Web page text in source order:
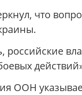
что
российские
ООН